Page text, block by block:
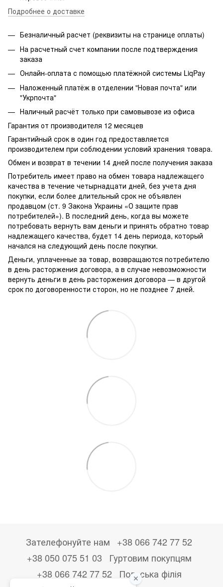
Подробнее о доставке
Безналичный расчет (реквизиты на странице оплаты)
На расчетный счет компании после подтверждения
заказа
Онлайн-оплата с помощью платёжной системы LiqPay
Наложенный платёж в отделении "Новая почта" или
"Укрпочта"
Наличный расчёт только при самовывозе из офиса
Гарантия от производителя 12 месяцев
Гарантийный срок в один год предоставляется
производителем при соблюдении условий хранения товара.
Обмен и возврат в течении 14 дней после получения заказа
Потребитель имеет право на обмен товара надлежащего
качества в течение четырнадцати дней, без учета дня
покупки, если более длительный срок не объявлен
продавцом (ст. 9 Закона Украины «О защите прав
потребителей»). В последний день, когда вы можете
потребовать вернуть вам деньги и принять обратно товар
надлежащего качества, будет 14 день периода, который
начался на следующий день после покупки.
Деньги, уплаченные за товар, возвращаются потребителю
в день расторжения договора, а в случае невозможности
вернуть деньги в день расторжения договора — в другой
срок по договоренности сторон, но не позднее 7 дней.
Зателефонуйте нам
+38 066 742 77 52
+38 050 075 51 03
Гуртовим покупцям
+38 066 742 77 52
Польська філія